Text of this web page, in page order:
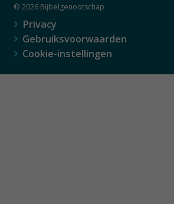
© 2026 Bijbelgenootschap
Privacy
Gebruiksvoorwaarden
Cookie-instellingen